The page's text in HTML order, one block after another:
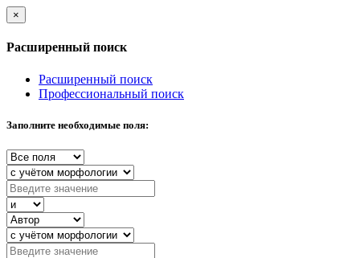
×
Расширенный поиск
Расширенный поиск
Профессиональный поиск
Заполните необходимые поля: